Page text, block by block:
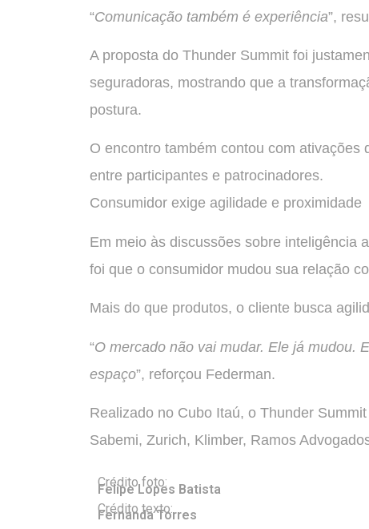
“Comunicação também é experiência”,
A proposta do Thunder Summit foi
seguradoras, mostrando que a
postura.
O encontro também contou com
entre participantes e patrocinadores.
Consumidor exige agilidade e proximidade
Em meio às discussões sobre inteligência
foi que o consumidor mudou sua relação
Mais do que produtos, o cliente busca
“O mercado não vai mudar. Ele já mudou.
espaço”, reforçou Federman.
Realizado no Cubo Itaú, o Thunder
Sabemi, Zurich, Klimber, Ramos
Crédito foto:
Felipe Lopes Batista
Crédito texto:
Fernanda Torres